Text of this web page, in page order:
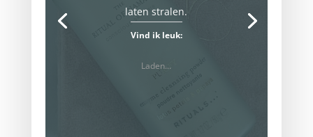
laten stralen.
Vind ik leuk:
Laden...